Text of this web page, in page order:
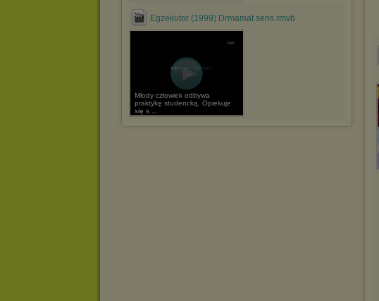
Egzekutor (1999) Drmamat sens.rmvb
Młody człowiek odbywa
praktykę studencką. Opiekuje
się s ...